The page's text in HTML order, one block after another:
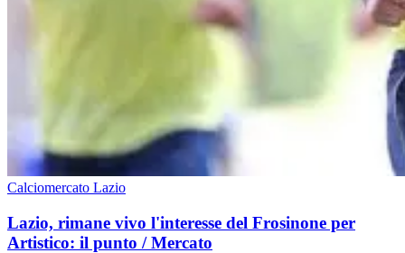
Calciomercato Lazio
Lazio, rimane vivo l'interesse del Frosinone per
Artistico: il punto / Mercato